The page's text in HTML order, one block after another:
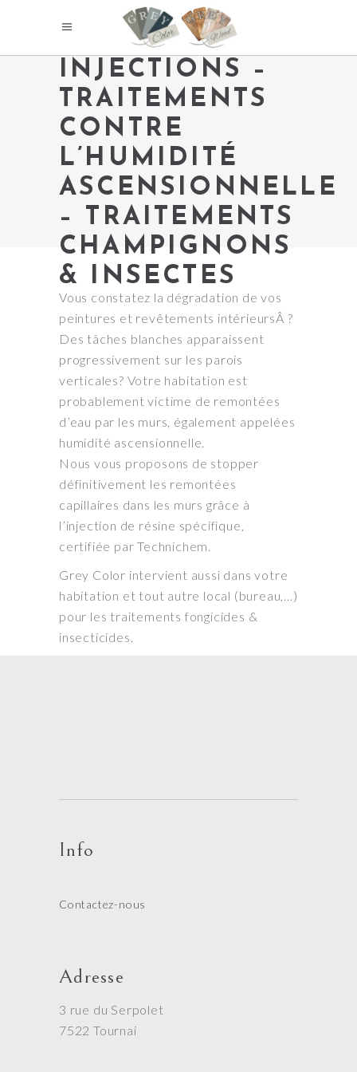
INJECTIONS –
TRAITEMENTS
CONTRE
L’HUMIDITÉ
ASCENSIONNELLE
– TRAITEMENTS
CHAMPIGNONS
& INSECTES
Vous constatez la dégradation de vos
peintures et revêtements intérieursÂ ?
Des tâches blanches apparaissent
progressivement sur les parois
verticales? Votre habitation est
probablement victime de remontées
d’eau par les murs, également appelées
humidité ascensionnelle.
Nous vous proposons de stopper
définitivement les remontées
capillaires dans les murs grâce à
l’injection de résine spécifique,
certifiée par Technichem.
Grey Color intervient aussi dans votre
habitation et tout autre local (bureau,…)
pour les traitements fongicides &
insecticides.
Info
Contactez-nous
Adresse
3 rue du Serpolet
7522 Tournai